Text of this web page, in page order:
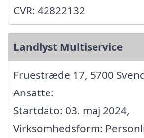
CVR: 42822132
Landlyst Multiservice
Fruestræde 17, 5700
Ansatte:
Startdato: 03. maj 2024,
Virksomhedsform: